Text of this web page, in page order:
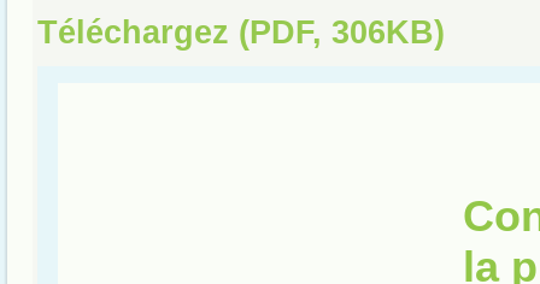
Téléchargez (PDF, 306KB)